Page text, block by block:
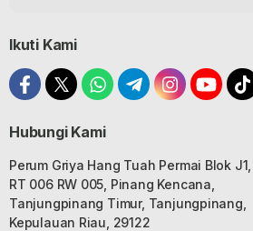
Ikuti Kami
Hubungi Kami
Perum Griya Hang Tuah Permai Blok J1,
RT 006 RW 005, Pinang Kencana,
Tanjungpinang Timur, Tanjungpinang,
Kepulauan Riau, 29122